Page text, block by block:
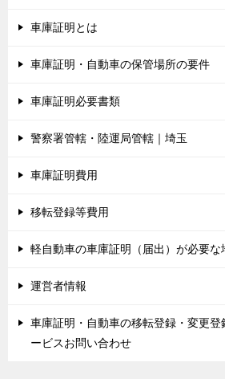
車庫証明とは
車庫証明・自動車の保管場所の要件
車庫証明必要書類
警察署管轄・陸運局管轄｜埼玉
車庫証明費用
移転登録等費用
軽自動車の車庫証明（届出）が必要な
運営者情報
車庫証明・自動車の移転登録・変更
ービスお問い合わせ